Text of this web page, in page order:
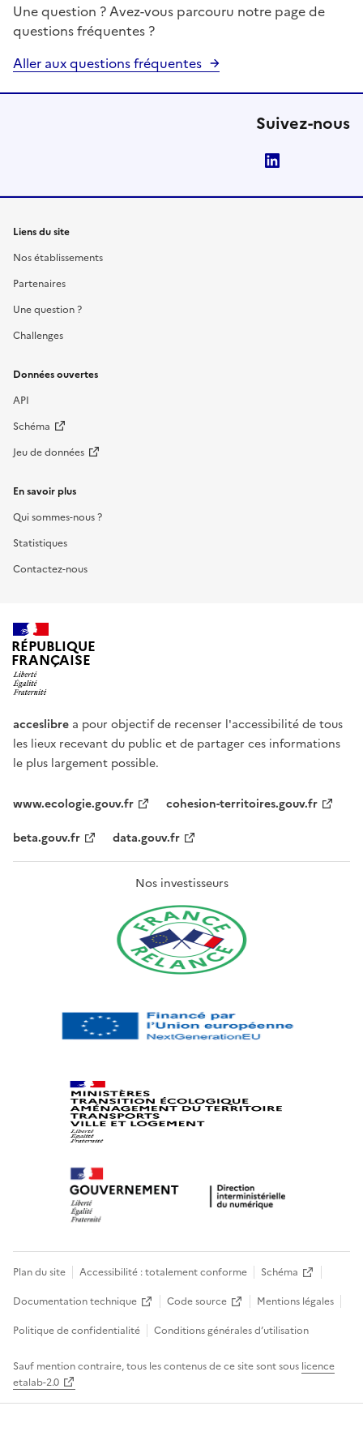
Une question ? Avez-vous parcouru notre page de
questions fréquentes ?
Aller aux questions fréquentes
Suivez-nous
Liens du site
Nos établissements
Partenaires
Une question ?
Challenges
Données ouvertes
API
Schéma
Jeu de données
En savoir plus
Qui sommes-nous ?
Statistiques
Contactez-nous
RÉPUBLIQUE
FRANÇAISE
acceslibre a pour objectif de recenser l'accessibilité de tous
les lieux recevant du public et de partager ces informations
le plus largement possible.
www.ecologie.gouv.fr
cohesion-territoires.gouv.fr
beta.gouv.fr
data.gouv.fr
Nos investisseurs
Plan du site Accessibilité : totalement conforme
Schéma
Documentation technique
Code source
Mentions légales
Politique de confidentialité
Conditions générales d’utilisation
Sauf mention contraire, tous les contenus de ce site sont sous licence
etalab-2.0